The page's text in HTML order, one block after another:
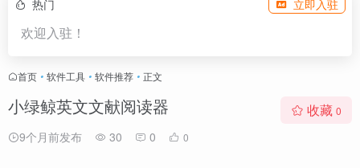
热门 立即入驻
欢迎入驻！
首页 • 软件工具 • 软件推荐 • 正文
小绿鲸英文文献阅读器
9个月前发布 30 0 0
收藏 0